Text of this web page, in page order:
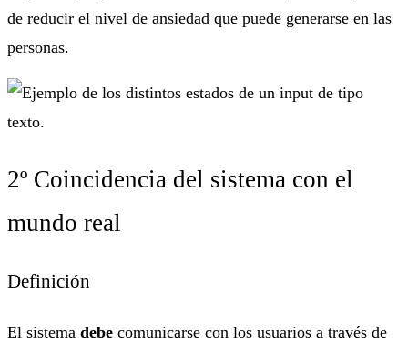
de reducir el nivel de ansiedad que puede generarse en las
personas.
2º Coincidencia del sistema con el
mundo real
Definición
El sistema debe comunicarse con los usuarios a través de